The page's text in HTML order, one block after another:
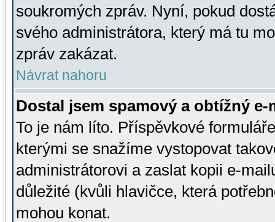
soukromých zpráv. Nyní, pokud
svého administrátora, který má tu
zpráv zakázat.
Návrat nahoru
Dostal jsem spamový a obtížný
To je nám líto. Příspěvkové
kterými se snažíme vystopovat
administrátorovi a zaslat kopii e-
důležité (kvůli hlavičce, která
mohou konat.